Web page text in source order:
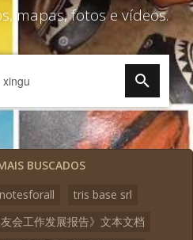
mapas, fotos e vídeos.
BUSCADOS
tris base srl
会工作发展报告》文本文档